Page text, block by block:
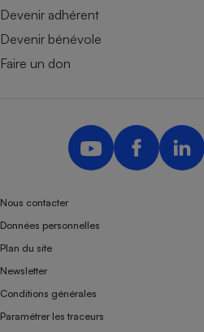
Devenir adhérent
Devenir bénévole
Faire un don
Nous contacter
Données personnelles
Plan du site
Newsletter
Conditions générales
Paramétrer les traceurs